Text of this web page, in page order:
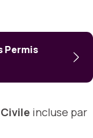
Permis
incluse par